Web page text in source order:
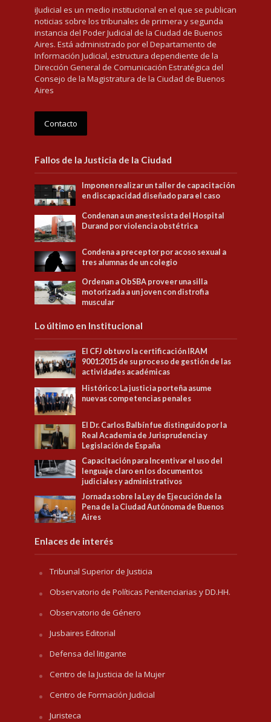
iJudicial es un medio institucional en el que se publican
noticias sobre los tribunales de primera y segunda
instancia del Poder Judicial de la Ciudad de Buenos
Aires. Está administrado por el Departamento de
Información Judicial, estructura dependiente de la
Dirección General de Comunicación Estratégica del
Consejo de la Magistratura de la Ciudad de Buenos
Aires
Contacto
Fallos de la Justicia de la Ciudad
Imponen realizar un taller de capacitación
en discapacidad diseñado para el caso
Condenan a un anestesista del Hospital
Durand por violencia obstétrica
Condena a preceptor por acoso sexual a
tres alumnas de un colegio
Ordenan a ObSBA proveer una silla
motorizada a un joven con distrofia
muscular
Lo último en Institucional
El CFJ obtuvo la certificación IRAM
9001:2015 de su proceso de gestión de las
actividades académicas
Histórico: La justicia porteña asume
nuevas competencias penales
El Dr. Carlos Balbín fue distinguido por la
Real Academia de Jurisprudencia y
Legislación de España
Capacitación para Incentivar el uso del
lenguaje claro en los documentos
judiciales y administrativos
Jornada sobre la Ley de Ejecución de la
Pena de la Ciudad Autónoma de Buenos
Aires
Enlaces de interés
Tribunal Superior de Justicia
Observatorio de Políticas Penitenciarias y DD.HH.
Observatorio de Género
Jusbaires Editorial
Defensa del litigante
Centro de la Justicia de la Mujer
Centro de Formación Judicial
Juristeca